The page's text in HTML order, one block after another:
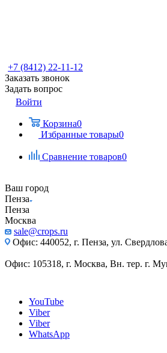
+7 (8412) 22-11-12
Заказать звонок
Задать вопрос
Войти
Корзина0
Избранные товары0
Сравнение товаров0
Ваш город
Пенза
Пенза
Москва
sale@crops.ru
Офис: 440052, г. Пенза, ул.
Офис: 105318, г. Москва, Вн. тер. г.
YouTube
Viber
Viber
WhatsApp